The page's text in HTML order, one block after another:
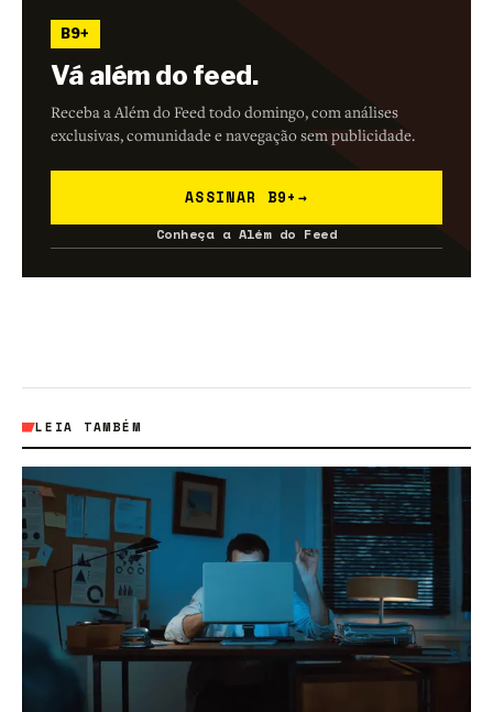
B9+
Vá além do feed.
Receba a Além do Feed todo domingo, com análises
exclusivas, comunidade e navegação sem publicidade.
ASSINAR B9+ →
Conheça a Além do Feed
LEIA TAMBÉM